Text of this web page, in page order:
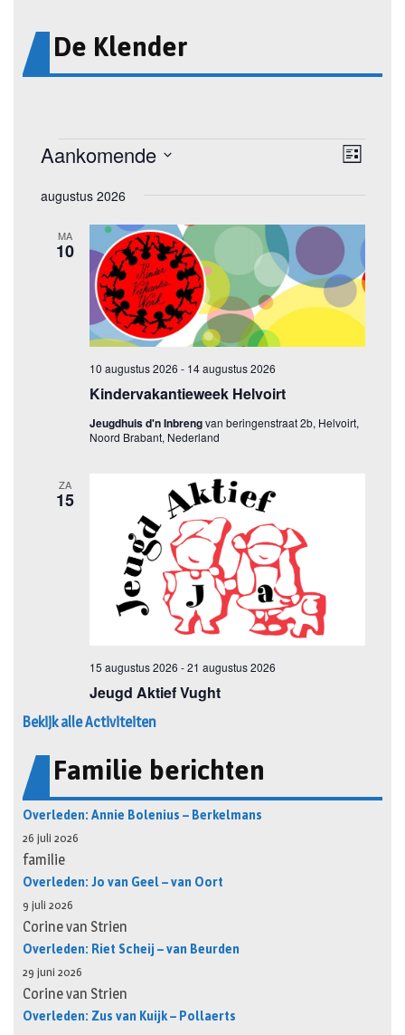
De Klender
Bekijk alle Activiteiten
Familie berichten
Overleden: Annie Bolenius – Berkelmans
26 juli 2026
familie
Overleden: Jo van Geel – van Oort
9 juli 2026
Corine van Strien
Overleden: Riet Scheij – van Beurden
29 juni 2026
Corine van Strien
Overleden: Zus van Kuijk – Pollaerts